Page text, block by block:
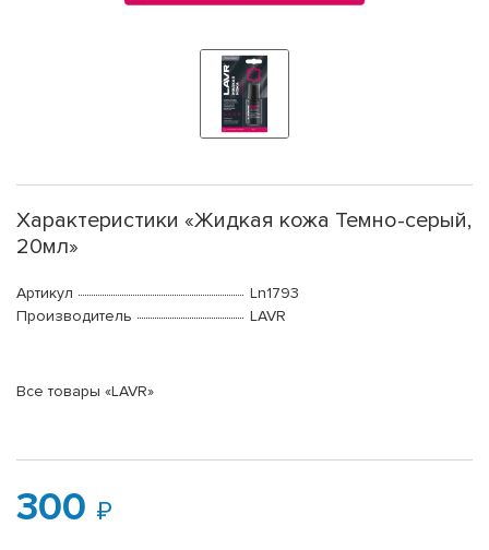
Характеристики «Жидкая кожа Темно-серый,
20мл»
Артикул
Ln1793
Производитель
LAVR
Все товары «LAVR»
300